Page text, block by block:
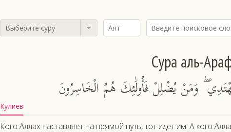
Выберите суру
Сура аль-
وَمَنْ يُضْلِلْ فَأُولَٰئِكَ هُمُ الْخَاسِرُونَ
Кулиев
Кого Аллах наставляет на прямой путь, тот идет им. А кого